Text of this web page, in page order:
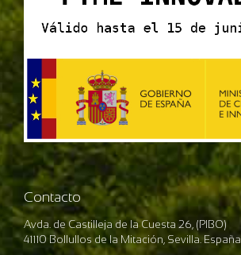
Contacto
Avda. de Castilleja de la Cuesta 26, (PIBO)
41110 Bollullos de la Mitación, Sevilla. España.